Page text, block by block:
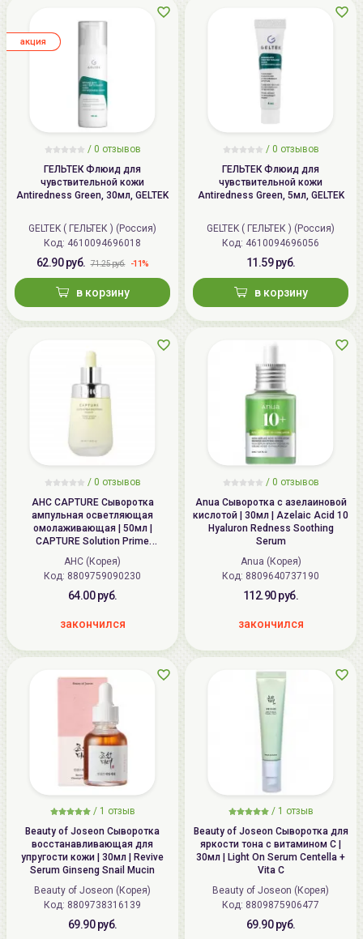
/ 0 отзывов
ГЕЛЬТЕК Флюид для
чувствительной кожи
Antiredness Green, 30мл, GELTEK
GELTEK ( ГЕЛЬТЕК ) (Россия)
Код: 4610094696018
62.90 руб. 71.25 руб. -11%
в корзину
aкция
/ 0 отзывов
ГЕЛЬТЕК Флюид для
чувствительной кожи
Antiredness Green, 5мл, GELTEK
GELTEK ( ГЕЛЬТЕК ) (Россия)
Код: 4610094696056
11.59 руб.
в корзину
/ 0 отзывов
AHC CAPTURE Сыворотка
ампульная осветляющая
омолаживающая | 50мл |
CAPTURE Solution Prime
Brightening Ampoule
AHC (Корея)
Код: 8809759090230
64.00 руб.
закончился
/ 0 отзывов
Anua Сыворотка с азелаиновой
кислотой | 30мл | Azelaic Acid 10
Hyaluron Redness Soothing
Serum
Anua (Корея)
Код: 8809640737190
112.90 руб.
закончился
/ 1 отзыв
Beauty of Joseon Сыворотка
восстанавливающая для
упругости кожи | 30мл | Revive
Serum Ginseng Snail Mucin
Beauty of Joseon (Корея)
Код: 8809738316139
69.90 руб.
/ 1 отзыв
Beauty of Joseon Сыворотка для
яркости тона с витамином С |
30мл | Light On Serum Centella +
Vita C
Beauty of Joseon (Корея)
Код: 8809875906477
69.90 руб.